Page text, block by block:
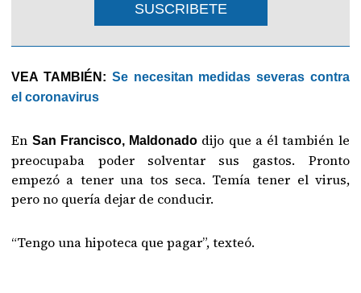
SUSCRIBETE
VEA TAMBIÉN: Se necesitan medidas severas contra
el coronavirus
En San Francisco, Maldonado dijo que a él también le
preocupaba poder solventar sus gastos. Pronto
empezó a tener una tos seca. Temía tener el virus,
pero no quería dejar de conducir.
“Tengo una hipoteca que pagar”, texteó.